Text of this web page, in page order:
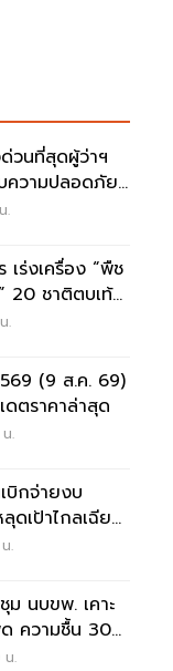
วนที่สุดผู้ว่าฯ
ความปลอดภัย
.
เร่งเครื่อง “พืช
20 ชาติตบเท้า
.
(9 ส.ค. 69)
ตราคาล่าสุด
.
บิกจ่ายงบ
เป้าไกลเฉียด
.
ม นบขพ. เคาะ
ความชื้น 30%
โลกรัม
น.